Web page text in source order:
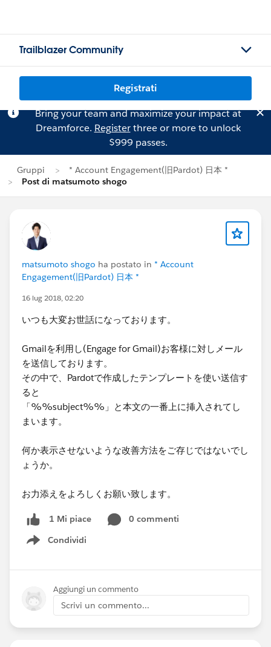
Trailblazer Community
Registrati
Bring your team and maximize your impact at
Dreamforce. Registerthree or more to unlock
$999 passes.
Gruppi
* Account Engagement(旧Pardot) 日本 *
Post di matsumoto shogo
matsumoto shogo ha postato in * Account
Engagement(旧Pardot) 日本 *
16 lug 2018, 02:20
いつも大変お世話になっております。
Gmailを利用し(Engage for Gmail)お客様に対しメール
を送信しております。
その中で、Pardotで作成したテンプレートを使い送信す
ると
「%%subject%%」と本文の一番上に挿入されてし
まいます。
何か表示させないような改善方法をご存じではないでし
ょうか。
お力添えをよろしくお願い致します。
1 Mi piace
0 commenti
Condividi
Show menu
Aggiungi un commento
Scrivi un commento...